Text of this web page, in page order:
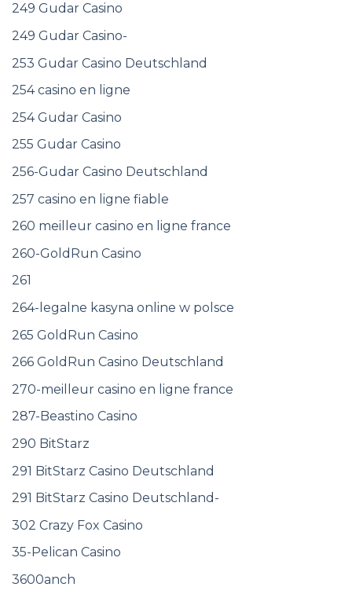
249 Gudar Casino
249 Gudar Casino-
253 Gudar Casino Deutschland
254 casino en ligne
254 Gudar Casino
255 Gudar Casino
256-Gudar Casino Deutschland
257 casino en ligne fiable
260 meilleur casino en ligne france
260-GoldRun Casino
261
264-legalne kasyna online w polsce
265 GoldRun Casino
266 GoldRun Casino Deutschland
270-meilleur casino en ligne france
287-Beastino Casino
290 BitStarz
291 BitStarz Casino Deutschland
291 BitStarz Casino Deutschland-
302 Crazy Fox Casino
35-Pelican Casino
3600anch